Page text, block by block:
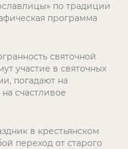
по традиции
программа
святочной
участие в святочных
погадают на
счастливое
в крестьянском
переход от старого